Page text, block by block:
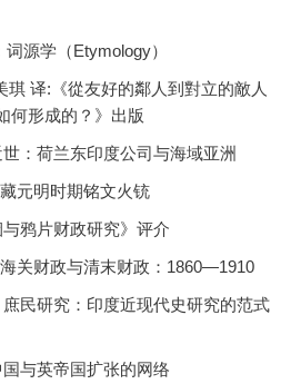
源学（Etymology）
琪 译:《從友好的鄰人到對立的敵人
何形成的？》出版
世：荷兰东印度公司与海域亚洲
元明时期铭文火铳
与鸦片财政研究》评介
关财政与清末财政：1860—1910
民研究：印度近现代史研究的范式
与英帝国扩张的网络